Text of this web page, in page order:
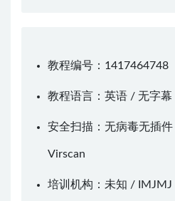
教程编号：1417464748
教程语言：英语 / 无字幕
安全扫描：无病毒无插
Virscan
培训机构：未知 / IMJMJ